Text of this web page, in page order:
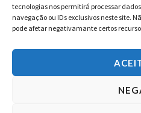
tecnologias nos permitirá processar
navegação ou IDs exclusivos neste site.
pode afetar negativamante certos
Condições